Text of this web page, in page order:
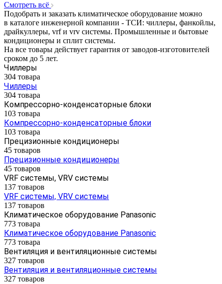
Смотреть всё
Подобрать и заказать климатическое оборудование можно
в каталоге инженерной компании - ТСИ: чиллеры, фанкойлы,
драйкуллеры, vrf и vrv системы. Промышленные и бытовые
кондиционеры и сплит системы.
На все товары действует гарантия от заводов-изготовителей
сроком до 5 лет.
Чиллеры
304 товара
Чиллеры
304 товара
Компрессорно-конденсаторные блоки
103 товара
Компрессорно-конденсаторные блоки
103 товара
Прецизионные кондиционеры
45 товаров
Прецизионные кондиционеры
45 товаров
VRF системы, VRV системы
137 товаров
VRF системы, VRV системы
137 товаров
Климатическое оборудование Panasonic
773 товара
Климатическое оборудование Panasonic
773 товара
Вентиляция и вентиляционные системы
327 товаров
Вентиляция и вентиляционные системы
327 товаров